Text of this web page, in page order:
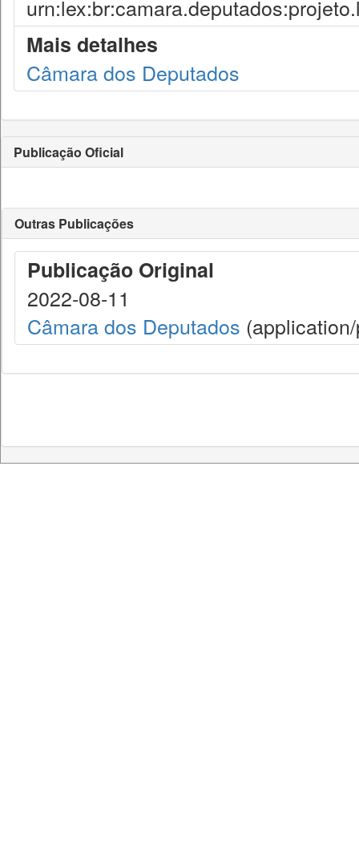
Mais detalhes
Câmara dos Deputados
Publicação Oficial
Outras Publicações
Publicação Original
2022-08-11
Câmara dos Deputados